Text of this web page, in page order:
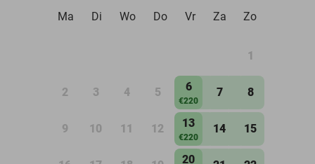
Ma
Di Wo Do Vr Za Zo
1
2 3 4 5 6
€220
7 8
9 10 11 12 13
€220
14 15
20